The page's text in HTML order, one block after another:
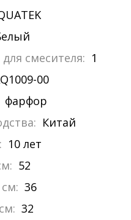
смесителя: 1
00
фарфор
Китай
10 лет
52
36
32